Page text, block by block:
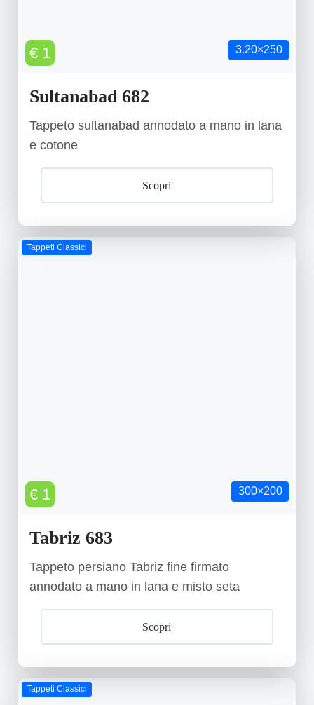
€ 1 3.20×250
Sultanabad 682
Tappeto sultanabad annodato a mano in lana
e cotone
Scopri
Tappeti Classici
€ 1 300×200
Tabriz 683
Tappeto persiano Tabriz fine firmato
annodato a mano in lana e misto seta
Scopri
Tappeti Classici